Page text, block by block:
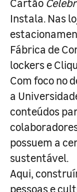
Instala. Nas
Fábrica de
lockers e
Com foco no
a
conteúdos
possuem a
sustentável.
Aqui,
pessoas e